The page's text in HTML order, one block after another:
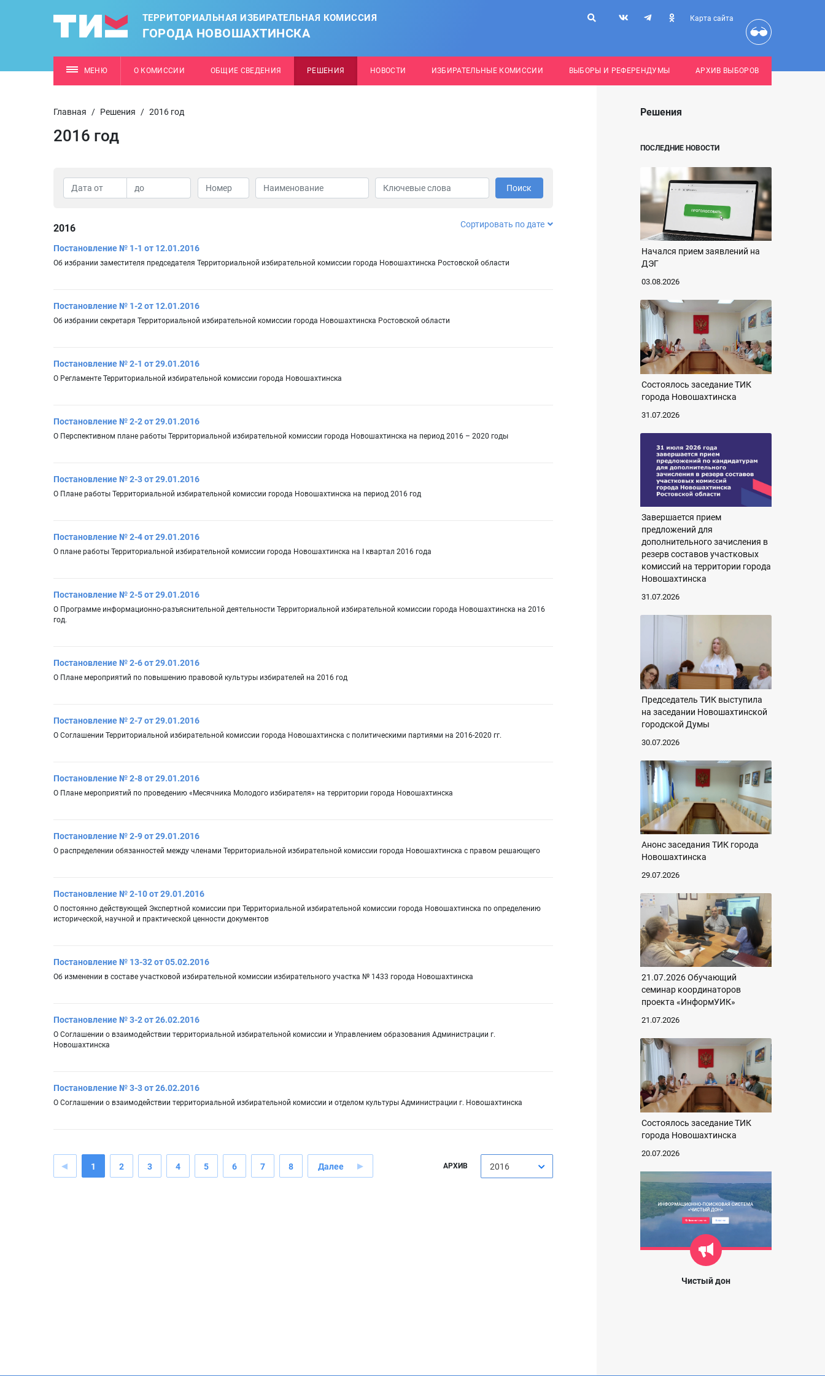
ТЕРРИТОРИАЛЬНАЯ ИЗБИРАТЕЛЬНАЯ КОМИССИЯ
ГОРОДА НОВОШАХТИНСКА
Карта сайта
МЕНЮ О КОМИССИИ ОБЩИЕ СВЕДЕНИЯ РЕШЕНИЯ НОВОСТИ ИЗБИРАТЕЛЬНЫЕ КОМИССИИ ВЫБОРЫ И РЕФЕРЕНДУМЫ АРХИВ ВЫБОРОВ
Главная / Решения / 2016 год
2016 год
Поиск
2016 Сортировать по дате
Постановление № 1-1 от 12.01.2016
Об избрании заместителя председателя Территориальной избирательной комиссии города Новошахтинска Ростовской области
Постановление № 1-2 от 12.01.2016
Об избрании секретаря Территориальной избирательной комиссии города Новошахтинска Ростовской области
Постановление № 2-1 от 29.01.2016
О Регламенте Территориальной избирательной комиссии города Новошахтинска
Постановление № 2-2 от 29.01.2016
О Перспективном плане работы Территориальной избирательной комиссии города Новошахтинска на период 2016 – 2020 годы
Постановление № 2-3 от 29.01.2016
О Плане работы Территориальной избирательной комиссии города Новошахтинска на период 2016 год
Постановление № 2-4 от 29.01.2016
О плане работы Территориальной избирательной комиссии города Новошахтинска на I квартал 2016 года
Постановление № 2-5 от 29.01.2016
О Программе информационно-разъяснительной деятельности Территориальной избирательной комиссии города Новошахтинска на 2016
год.
Постановление № 2-6 от 29.01.2016
О Плане мероприятий по повышению правовой культуры избирателей на 2016 год
Постановление № 2-7 от 29.01.2016
О Соглашении Территориальной избирательной комиссии города Новошахтинска с политическими партиями на 2016-2020 гг.
Постановление № 2-8 от 29.01.2016
О Плане мероприятий по проведению «Месячника Молодого избирателя» на территории города Новошахтинска
Постановление № 2-9 от 29.01.2016
О распределении обязанностей между членами Территориальной избирательной комиссии города Новошахтинска с правом решающего
Постановление № 2-10 от 29.01.2016
О постоянно действующей Экспертной комиссии при Территориальной избирательной комиссии города Новошахтинска по определению
исторической, научной и практической ценности документов
Постановление № 13-32 от 05.02.2016
Об изменении в составе участковой избирательной комиссии избирательного участка № 1433 города Новошахтинска
Постановление № 3-2 от 26.02.2016
О Соглашении о взаимодействии территориальной избирательной комиссии и Управлением образования Администрации г.
Новошахтинска
Постановление № 3-3 от 26.02.2016
О Соглашении о взаимодействии территориальной избирательной комиссии и отделом культуры Администрации г. Новошахтинска
1 2 3 4 5 6 7 8 Далее АРХИВ 2016
Решения
ПОСЛЕДНИЕ НОВОСТИ
Начался прием заявлений на
ДЭГ
03.08.2026
Состоялось заседание ТИК
города Новошахтинска
31.07.2026
Завершается прием
предложений для
дополнительного зачисления в
резерв составов участковых
комиссий на территории города
Новошахтинска
31.07.2026
Председатель ТИК выступила
на заседании Новошахтинской
городской Думы
30.07.2026
Анонс заседания ТИК города
Новошахтинска
29.07.2026
21.07.2026 Обучающий
семинар координаторов
проекта «ИнформУИК»
21.07.2026
Состоялось заседание ТИК
города Новошахтинска
20.07.2026
Чистый дон